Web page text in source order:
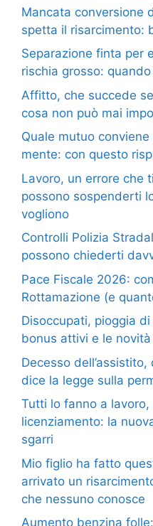
Mancata conversione
spetta il risarcimento:
Separazione finta per
rischia grosso:
Affitto, che succede
cosa non può mai
Quale mutuo
mente: con questo
Lavoro, un errore che
possono sospenderti
vogliono
Controlli Polizia
possono chiederti
Pace Fiscale 2026:
Rottamazione (e
Disoccupati, pioggia
bonus attivi e le
Decesso
dice la legge sulla
Tutti lo fanno a
licenziamento: la
sgarri
Mio figlio ha fatto
arrivato un
che nessuno conosce
Aumento benzina